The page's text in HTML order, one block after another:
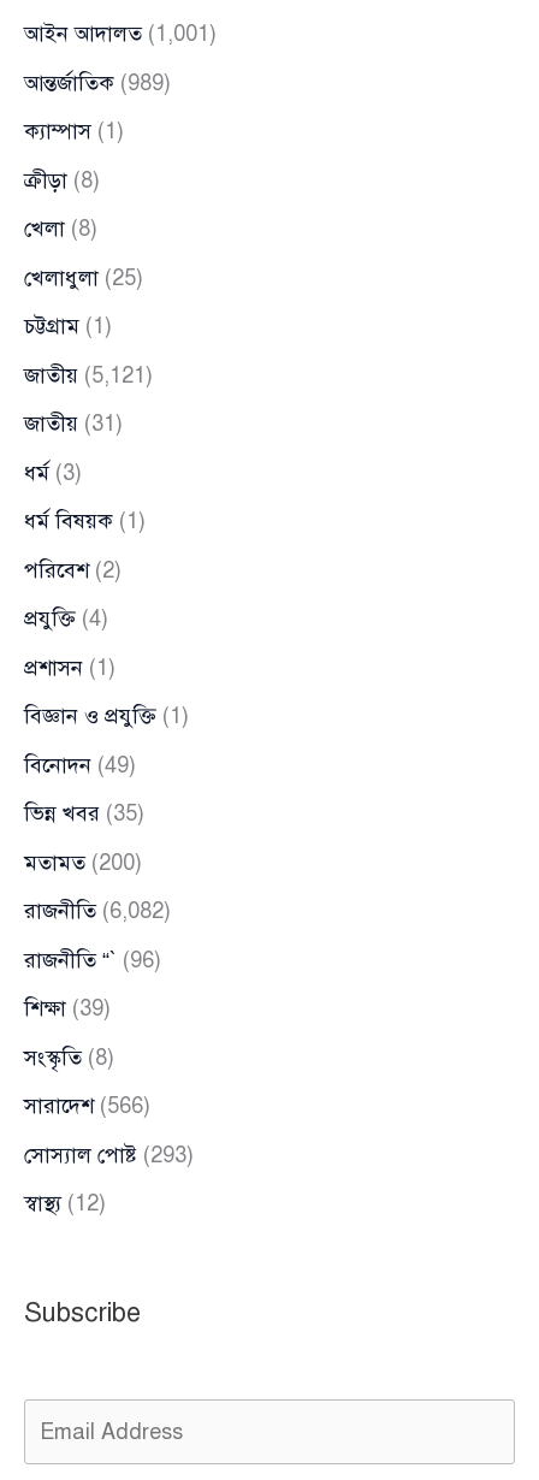
আইন আদালত(1,001)
আন্তর্জাতিক (989)
ক্যাম্পাস(1)
ক্রীড়া (8)
খেলা (8)
খেলাধুলা (25)
চট্টগ্রাম (1)
জাতীয় (5,121)
জাতীয় (31)
ধর্ম (3)
ধর্ম বিষয়ক (1)
পরিবেশ(2)
প্রযুক্তি (4)
প্রশাসন (1)
বিজ্ঞান ও প্রযুক্তি (1)
বিনোদন (49)
ভিন্ন খবর (35)
মতামত(200)
রাজনীতি(6,082)
রাজনীতি “` (96)
শিক্ষা (39)
সংস্কৃতি(8)
সারাদেশ(566)
সোস্যাল পোষ্ট (293)
স্বাস্থ্য(12)
Subscribe